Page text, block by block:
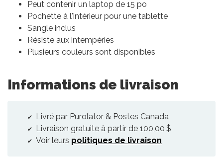
Peut contenir un laptop de 15 po
Pochette à l'intérieur pour une tablette
Sangle inclus
Résiste aux intempéries
Plusieurs couleurs sont disponibles
Informations de livraison
Livré par Purolator & Postes Canada
Livraison gratuite à partir de 100,00 $
Voir leurs politiques de livraison